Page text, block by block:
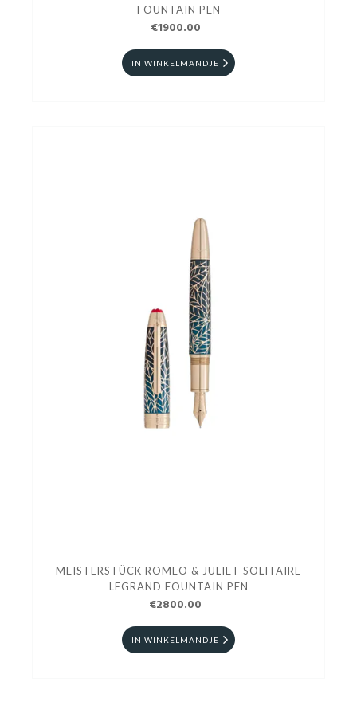
FOUNTAIN PEN
€1900.00
IN WINKELMANDJE
MEISTERSTÜCK ROMEO & JULIET SOLITAIRE
LEGRAND FOUNTAIN PEN
€2800.00
IN WINKELMANDJE